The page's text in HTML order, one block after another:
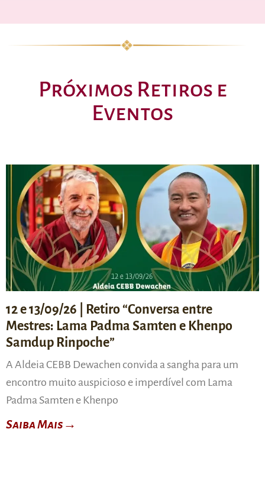
Próximos Retiros e
Eventos
12 e 13/09/26 | Retiro “Conversa entre
Mestres: Lama Padma Samten e Khenpo
Samdup Rinpoche”
A Aldeia CEBB Dewachen convida a sangha para um
encontro muito auspicioso e imperdível com Lama
Padma Samten e Khenpo
Saiba Mais→